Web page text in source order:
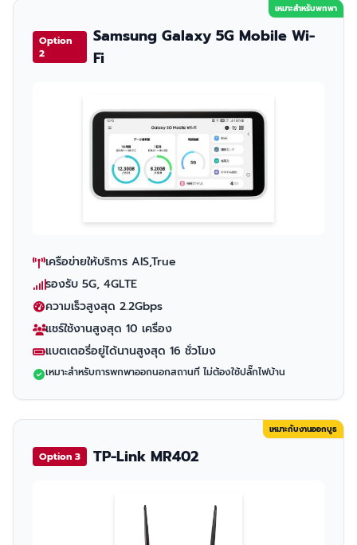
เหมาะสำหรับพกพา
Option
2
Samsung Galaxy 5G Mobile Wi-
Fi
เครือข่ายให้บริการ AIS,True
รองรับ 5G, 4GLTE
ความเร็วสูงสุด 2.2Gbps
แชร์ใช้งานสูงสุด 10 เครื่อง
แบตเตอรี่อยู่ได้นานสูงสุด 16 ชั่วโมง
เหมาะสำหรับการพกพาออกนอกสถานที่ ไม่ต้องใช้ปลั๊กไฟบ้าน
เหมาะกับงานออกบูธ
Option 3 TP-Link MR402